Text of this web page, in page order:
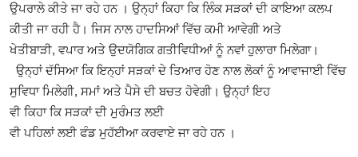
ਉਪਰਾਲੇ ਕੀਤੇ ਜਾ ਰਹੇ ਹਨ । ਉਨ੍ਹਾਂ ਕਿਹਾ ਕਿ ਲਿੰਕ ਸੜਕਾਂ ਦੀ ਕਾਇਆ ਕਲਪ
ਕੀਤੀ ਜਾ ਰਹੀ ਹੈ। ਜਿਸ ਨਾਲ ਹਾਦਸਿਆਂ ਵਿੱਚ ਕਮੀ ਆਵੇਗੀ ਅਤੇ
ਖੇਤੀਬਾੜੀ, ਵਪਾਰ ਅਤੇ ਉਦਯੋਗਿਕ ਗਤੀਵਿਧੀਆਂ ਨੂੰ ਨਵਾਂ ਹੁਲਾਰਾ ਮਿਲੇਗਾ।
ਉਨ੍ਹਾਂ ਦੱਸਿਆ ਕਿ ਇਨ੍ਹਾਂ ਸੜਕਾਂ ਦੇ ਤਿਆਰ ਹੋਣ ਨਾਲ ਲੋਕਾਂ ਨੂੰ ਆਵਾਜਾਈ ਵਿੱਚ
ਸੁਵਿਧਾ ਮਿਲੇਗੀ, ਸਮਾਂ ਅਤੇ ਪੈਸੇ ਦੀ ਬਚਤ ਹੋਵੇਗੀ। ਉਨ੍ਹਾਂ ਇਹ
ਵੀ ਕਿਹਾ ਕਿ ਸੜਕਾਂ ਦੀ ਮੁਰੰਮਤ ਲਈ
ਵੀ ਪਹਿਲਾਂ ਲਈ ਫੰਡ ਮੁਹੱਈਆ ਕਰਵਾਏ ਜਾ ਰਹੇ ਹਨ ।